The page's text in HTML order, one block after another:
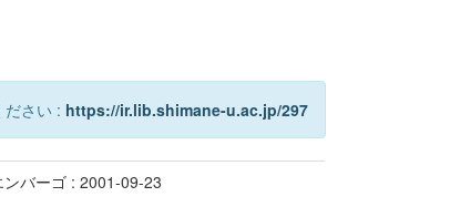
ださい : https://ir.lib.shimane-u.ac.jp/297
ンバーゴ : 2001-09-23